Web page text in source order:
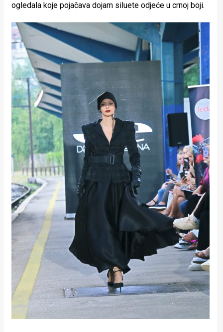
ogledala koje pojačava dojam siluete odjeće u crnoj boji.